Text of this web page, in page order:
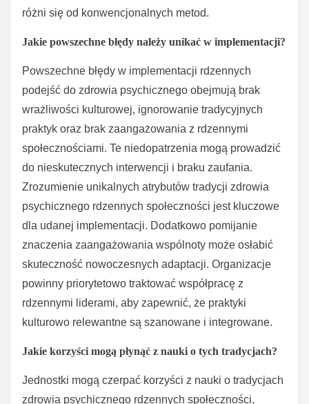
różni się od konwencjonalnych metod.
Jakie powszechne błędy należy unikać w implementacji?
Powszechne błędy w implementacji rdzennych
podejść do zdrowia psychicznego obejmują brak
wrażliwości kulturowej, ignorowanie tradycyjnych
praktyk oraz brak zaangażowania z rdzennymi
społecznościami. Te niedopatrzenia mogą prowadzić
do nieskutecznych interwencji i braku zaufania.
Zrozumienie unikalnych atrybutów tradycji zdrowia
psychicznego rdzennych społeczności jest kluczowe
dla udanej implementacji. Dodatkowo pomijanie
znaczenia zaangażowania wspólnoty może osłabić
skuteczność nowoczesnych adaptacji. Organizacje
powinny priorytetowo traktować współpracę z
rdzennymi liderami, aby zapewnić, że praktyki
kulturowo relewantne są szanowane i integrowane.
Jakie korzyści mogą płynąć z nauki o tych tradycjach?
Jednostki mogą czerpać korzyści z nauki o tradycjach
zdrowia psychicznego rdzennych społeczności,